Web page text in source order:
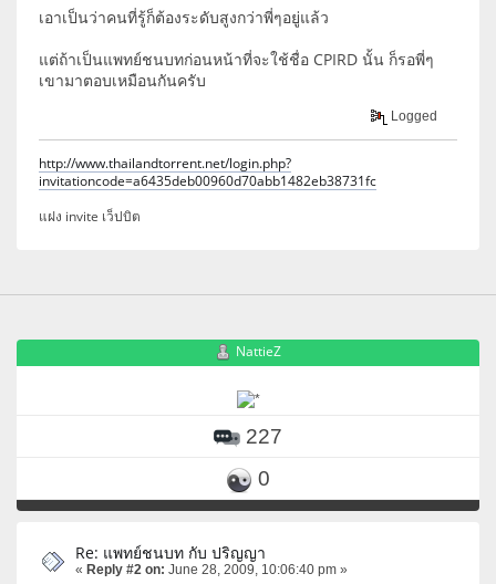
เอาเป็นว่าคนที่รู้ก็ต้องระดับสูงกว่าพี่ๆอยู่แล้ว
แต่ถ้าเป็นแพทย์ชนบทก่อนหน้าที่จะใช้ชื่อ CPIRD นั้น ก็รอพี่ๆ
เขามาตอบเหมือนกันครับ
Logged
http://www.thailandtorrent.net/login.php?
invitationcode=a6435deb00960d70abb1482eb38731fc
แฝง invite เว็ปบิต
NattieZ
227
0
Re: แพทย์ชนบท กับ ปริญญา
« Reply #2 on: June 28, 2009, 10:06:40 pm »